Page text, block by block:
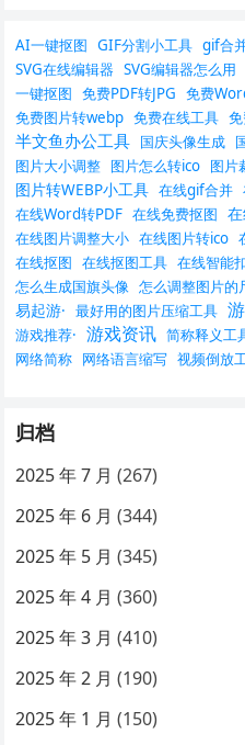
AI一键抠图 GIF分割小工具 gif合
SVG在线编辑器 SVG编辑器怎么用
一键抠图 免费PDF转JPG 免费
免费图片转webp 免费在线工具
半文鱼办公工具 国庆头像生成
图片大小调整 图片怎么转ico 图片
图片转WEBP小工具 在线gif合并
在线Word转PDF 在线免费抠图
在线图片调整大小 在线图片转ico
在线抠图 在线抠图工具 在线智能
怎么生成国旗头像 怎么调整图片的
易起游· 最好用的图片压缩工具
游戏推荐· 游戏资讯 简称释义工
网络简称 网络语言缩写 视频倒放
归档
2025 年 7 月 (267)
2025 年 6 月 (344)
2025 年 5 月 (345)
2025 年 4 月 (360)
2025 年 3 月 (410)
2025 年 2 月 (190)
2025 年 1 月 (150)